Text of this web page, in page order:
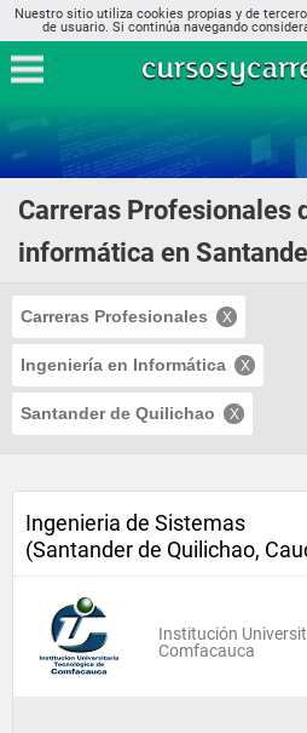
Nuestro sitio utiliza cookies propias y de
de usuario. Si continúa navegando
Carreras Profesionales
informática en
Carreras Profesionales
Ingeniería en Informática
Santander de Quilichao
Ingenieria de Sistemas
(Santander de Quilichao,
Institución
Comfacauca